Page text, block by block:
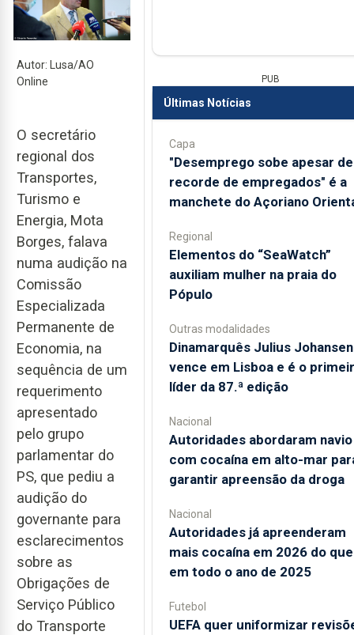
Autor: Lusa/AO
Online
O secretário
regional dos
Transportes,
Turismo e
Energia, Mota
Borges, falava
numa audição na
Comissão
Especializada
Permanente de
Economia, na
sequência de um
requerimento
apresentado
pelo grupo
parlamentar do
PS, que pediu a
audição do
governante para
esclarecimentos
sobre as
Obrigações de
Serviço Público
do Transporte
PUB
Últimas Notícias
Capa
"Desemprego sobe apesar de
recorde de empregados" é a
manchete do Açoriano
Regional
​Elementos do “SeaWatch”
auxiliam mulher na praia do
Pópulo
Outras modalidades
Dinamarquês Julius Johansen
vence em Lisboa e é o
líder da 87.ª edição
Nacional
Autoridades abordaram navio
com cocaína em alto-mar
garantir apreensão da droga
Nacional
Autoridades já apreenderam
mais cocaína em 2026 do que
em todo o ano de 2025
Futebol
UEFA quer uniformizar